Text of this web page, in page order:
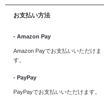
お支払い方法
- Amazon Pay
Amazon Payでお支払いいただけま
す。
- PayPay
PayPayでお支払いいただけます。